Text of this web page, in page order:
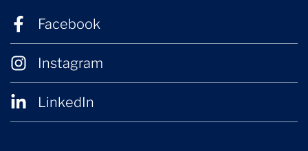
Facebook
Instagram
LinkedIn